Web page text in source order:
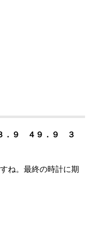
．９ ４９．９ ３
ね。最終の時計に期